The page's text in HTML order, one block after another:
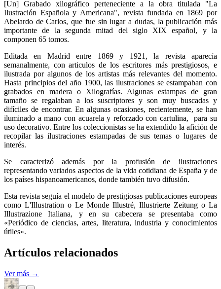
[Un] Grabado xilográfico perteneciente a la obra titulada "La
Ilustración Española y Americana", revista fundada en 1869 por
Abelardo de Carlos, que fue sin lugar a dudas, la publicación más
importante de la segunda mitad del siglo XIX español, y la
componen 65 tomos.
Editada en Madrid entre 1869 y 1921, la revista aparecía
semanalmente, con articulos de los escritores más prestigiosos, e
ilustrada por algunos de los artistas más relevantes del momento.
Hasta principios del año 1900, las ilustraciones se estampaban con
grabados en madera o Xilografías. Algunas estampas de gran
tamaño se regalaban a los suscriptores y son muy buscadas y
difíciles de encontrar. En algunas ocasiones, recientemente, se han
iluminado a mano con acuarela y reforzado con cartulina, para su
uso decorativo. Entre los coleccionistas se ha extendido la afición de
recopilar las ilustraciones estampadas de sus temas o lugares de
interés.
Se caracterizó además por la profusión de ilustraciones
representando variados aspectos de la vida cotidiana de España y de
los países hispanoamericanos, donde también tuvo difusión.
Esta revista seguía el modelo de prestigiosas publicaciones europeas
como L'Illustration o Le Monde Illustré, Illustrierte Zeitung o La
Illustrazione Italiana, y en su cabecera se presentaba como
«Periódico de ciencias, artes, literatura, industria y conocimientos
útiles».
Artículos relacionados
Ver más →